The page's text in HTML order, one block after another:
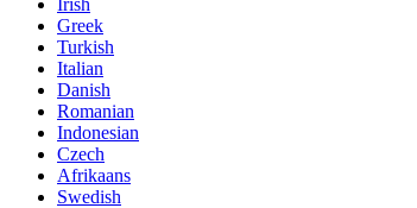
Greek
Turkish
Italian
Danish
Romanian
Indonesian
Czech
Afrikaans
Swedish